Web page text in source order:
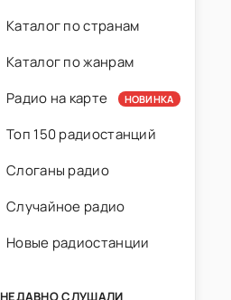
Каталог по странам
Каталог по жанрам
Радио на карте
НОВИНКА
Топ 150 радиостанций
Слоганы радио
Случайное радио
Новые радиостанции
СЛУШАЛИ